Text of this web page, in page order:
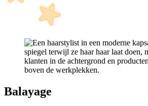
Balayage